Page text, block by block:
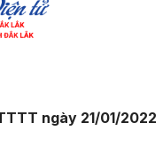
ngày 21/01/2022